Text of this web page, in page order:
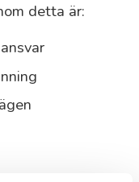
detta är: